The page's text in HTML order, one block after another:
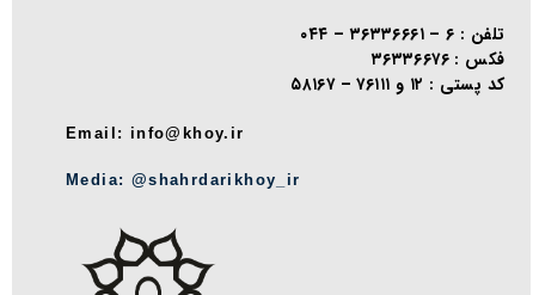
تلفن : ۶ – ۳۶۳۳۶۶۶۱ – ۰۴۴
فکس : ۳۶۳۳۶۶۷۶
کد پستی : ۱۲ و ۷۶۱۱۱ – ۵۸۱۶۷